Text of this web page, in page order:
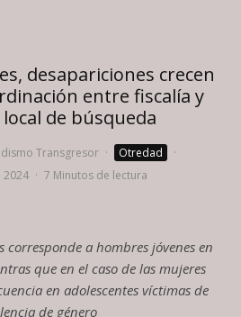
desapariciones crecen
entre fiscalía y
de búsqueda
Transgresor · Otredad
·
2024 · 7 Minutos de lectura
corresponde a hombres jóvenes en
que en el caso de las mujeres
en adolescentes víctimas de
de género